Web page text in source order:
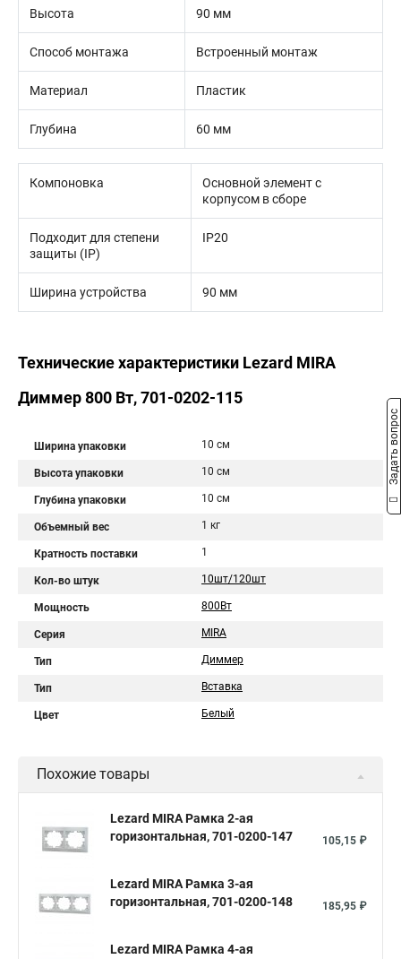
Высота 90 мм
Способ монтажа Встроенный монтаж
Материал Пластик
Глубина 60 мм
Компоновка
Основной элемент с
корпусом в сборе
Подходит для степени
защиты (IP)
IP20
Ширина устройства 90 мм
Технические характеристики Lezard MIRA
Диммер 800 Вт, 701-0202-115
Ширина упаковки 10 см
Высота упаковки 10 см
Глубина упаковки 10 см
Объемный вес 1 кг
Кратность поставки 1
Кол-во штук 10шт/120шт
Мощность 800Вт
Серия MIRA
Тип Диммер
Тип Вставка
Цвет Белый
Похожие товары
Lezard MIRA Рамка 2-ая
горизонтальная, 701-0200-147
105,15 ₽
Lezard MIRA Рамка 3-ая
горизонтальная, 701-0200-148
185,95 ₽
Lezard MIRA Рамка 4-ая
Задать вопрос